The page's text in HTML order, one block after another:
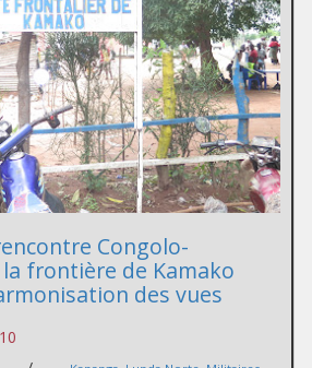
Congolo-
frontière de Kamako
des vues